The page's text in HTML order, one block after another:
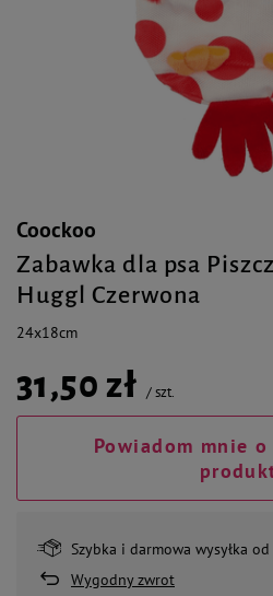
Coockoo
Zabawka dla psa
Huggl Czerwona
24x18cm
31,50 zł /szt.
Powiadom mnie
Szybka i darmowa wysyłka od
Wygodny zwrot